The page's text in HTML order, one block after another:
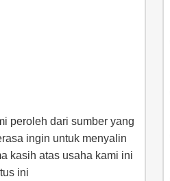
peroleh dari sumber yang
ingin untuk menyalin
kasih atas usaha kami ini
ini